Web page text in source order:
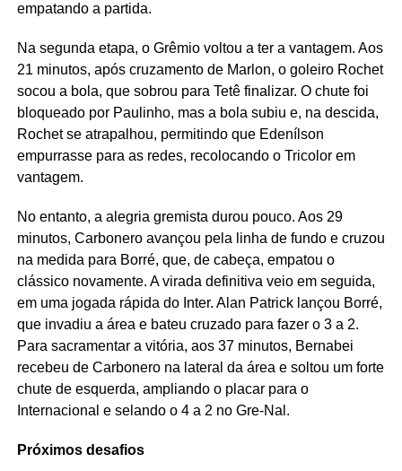
empatando a partida.
Na segunda etapa, o Grêmio voltou a ter a vantagem. Aos
21 minutos, após cruzamento de Marlon, o goleiro Rochet
socou a bola, que sobrou para Tetê finalizar. O chute foi
bloqueado por Paulinho, mas a bola subiu e, na descida,
Rochet se atrapalhou, permitindo que Edenílson
empurrasse para as redes, recolocando o Tricolor em
vantagem.
No entanto, a alegria gremista durou pouco. Aos 29
minutos, Carbonero avançou pela linha de fundo e cruzou
na medida para Borré, que, de cabeça, empatou o
clássico novamente. A virada definitiva veio em seguida,
em uma jogada rápida do Inter. Alan Patrick lançou Borré,
que invadiu a área e bateu cruzado para fazer o 3 a 2.
Para sacramentar a vitória, aos 37 minutos, Bernabei
recebeu de Carbonero na lateral da área e soltou um forte
chute de esquerda, ampliando o placar para o
Internacional e selando o 4 a 2 no Gre-Nal.
Próximos desafios